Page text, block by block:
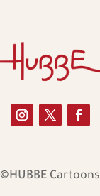
©HUBBE Cartoons